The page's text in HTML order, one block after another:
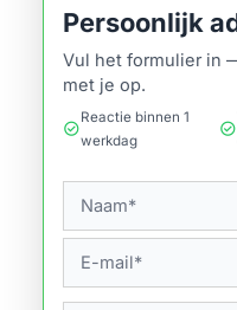
Persoonlijk
Vul het formulier in
met je op.
check_circle
Reactie binnen 1
werkdag
check_circle